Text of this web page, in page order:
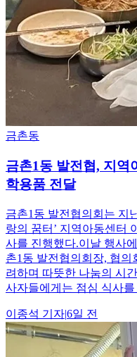
금촌동
금촌1동 발전협, 지역
학용품 전달
금촌1동 발전협의회는 지
랑의 꿈터’ 지역아동센터
사를 진행했다.이날 행사
촌1동 발전협의회장, 협의
려하며 따뜻한 나눔의 시
사자들에게는 점심 식사
이종석 기자|6일 전